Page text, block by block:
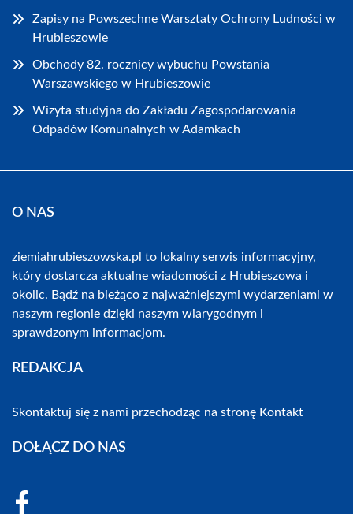
Zapisy na Powszechne Warsztaty Ochrony Ludności w
Hrubieszowie
Obchody 82. rocznicy wybuchu Powstania
Warszawskiego w Hrubieszowie
Wizyta studyjna do Zakładu Zagospodarowania
Odpadów Komunalnych w Adamkach
O NAS
ziemiahrubieszowska.pl to lokalny serwis informacyjny,
który dostarcza aktualne wiadomości z Hrubieszowa i
okolic. Bądź na bieżąco z najważniejszymi wydarzeniami w
naszym regionie dzięki naszym wiarygodnym i
sprawdzonym informacjom.
REDAKCJA
Skontaktuj się z nami przechodząc na stronę Kontakt
DOŁĄCZ DO NAS